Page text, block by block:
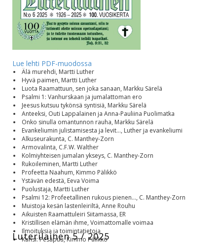
Lue lehti PDF-muodossa
Älä murehdi, Martti Luther
Hyvä paimen, Martti Luther
Luota Raamattuun, sen joka sanaan, Markku Särelä
Psalmi 1: Vanhurskaan ja jumalattoman ero
Jeesus kutsuu tykönsä syntisiä, Markku Särelä
Anteeksi, Outi Lappalainen ja Anna-Pauliina Puolimatka
Onko sinulla omantunnon rauha, Markku Särelä
Evankeliumin julistamisesta ja levit..., Luther ja evankeliumi
Alkuseurakunta, C. Manthey-Zorn
Armovalinta, C.F.W. Walther
Kolmiyhteisen jumalan ykseys, C. Manthey-Zorn
Rukoileminen, Martti Luther
Profeetta Naahum, Kimmo Pälikkö
Ystävän edestä, Eeva Voima
Puolustaja, Martti Luther
Psalmi 12: Profeetallinen rukous pienen..., C. Manthey-Zorn
Muistoja kesän lastenleiriltä, Anne Rouhu
Aikuisten Raamattuleiri Siitamassa, ER
Kristillisen elämän ihme, Voimattomalle voimaa
Ilmoituksia ja toimintatietoja
Kansi: Pesäpuu, Kimmo Pälikkö
Luterilainen 5 / 2025